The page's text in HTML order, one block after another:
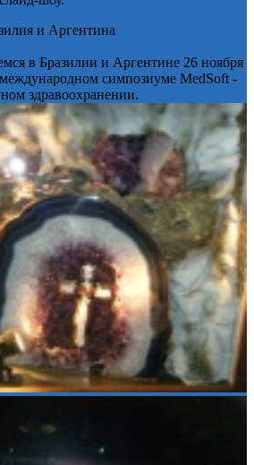
и Аргентина
в Бразилии и Аргентине 26 ноября
симпозиуме MedSoft -
здравоохранении.